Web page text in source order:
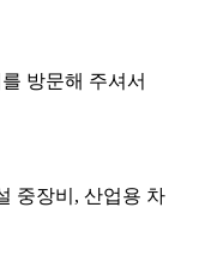
방문해 주셔서
중장비, 산업용 차